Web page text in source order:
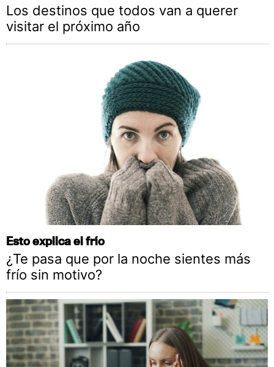
Los destinos que todos van a querer
visitar el próximo año
Esto explica el frío
¿Te pasa que por la noche sientes más
frío sin motivo?